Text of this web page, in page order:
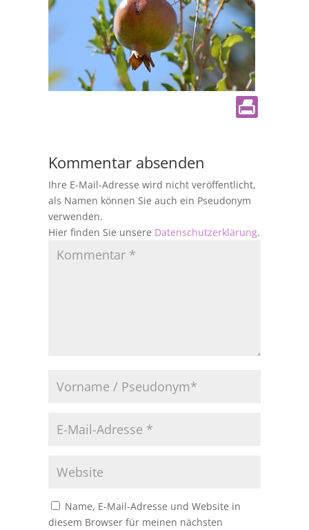
Kommentar absenden
Ihre E-Mail-Adresse wird nicht veröffentlicht,
als Namen können Sie auch ein Pseudonym
verwenden.
Hier finden Sie unsere Datenschutzerklärung.
Name, E-Mail-Adresse und Website in
diesem Browser für meinen nächsten